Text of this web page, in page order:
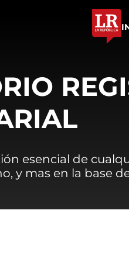
esencial de
y mas en la base